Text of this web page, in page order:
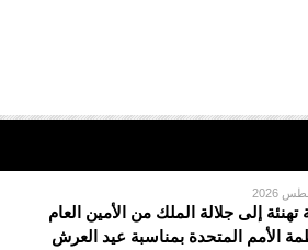
تهنئة إلى جلالة الملك من الأمين العام
الأمم المتحدة بمناسبة عيد العرش